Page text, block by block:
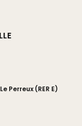
Perreux (RER E)